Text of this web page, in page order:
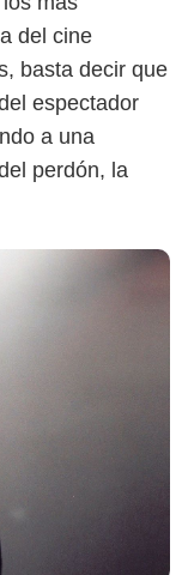
del cine
basta decir que
espectador
a una
perdón, la